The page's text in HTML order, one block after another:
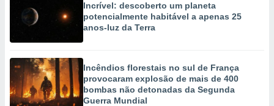
Incrível: descoberto um planeta
potencialmente habitável a apenas 25
anos-luz da Terra
Incêndios florestais no sul de França
provocaram explosão de mais de 400
bombas não detonadas da Segunda
Guerra Mundial